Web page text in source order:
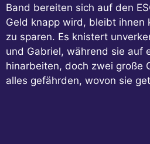
Band bereiten sich auf den
Geld knapp wird, bleibt ihnen
zu sparen. Es knistert
und Gabriel, während sie auf
hinarbeiten, doch zwei große
alles gefährden, wovon sie